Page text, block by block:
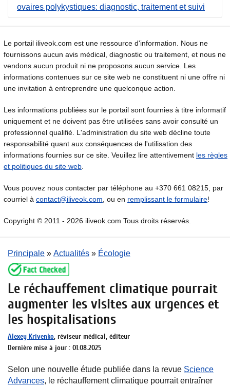
ovaires polykystiques: diagnostic, traitement et suivi
Le portail iliveok.com est une ressource d'information. Nous ne
fournissons aucun avis médical, diagnostic ou traitement, et nous ne
vendons aucun produit ni ne proposons aucun service. Les
informations contenues sur ce site web ne constituent ni une offre ni
une invitation à entreprendre une quelconque action.
Les informations publiées sur le portail sont fournies à titre informatif
uniquement et ne doivent pas être utilisées sans avoir consulté un
professionnel qualifié. L'administration du site web décline toute
responsabilité quant aux conséquences de l'utilisation des
informations fournies sur ce site. Veuillez lire attentivement les règles
et politiques du site web
Vous pouvez nous contacter par téléphone au +370 661 08215, par
courriel à contact@iliveok.com , ou en remplissant le formulaire!
Copyright © 2011 - 2026 iliveok.com Tous droits réservés.
Principale » Actualités » Écologie
Le réchauffement climatique pourrait
augmenter les visites aux urgences et
les hospitalisations
Alexey Krivenko, réviseur médical, éditeur
Dernière mise à jour : 01.08.2025
Selon une nouvelle étude publiée dans la revue Science
Advances, le réchauffement climatique pourrait entraîner